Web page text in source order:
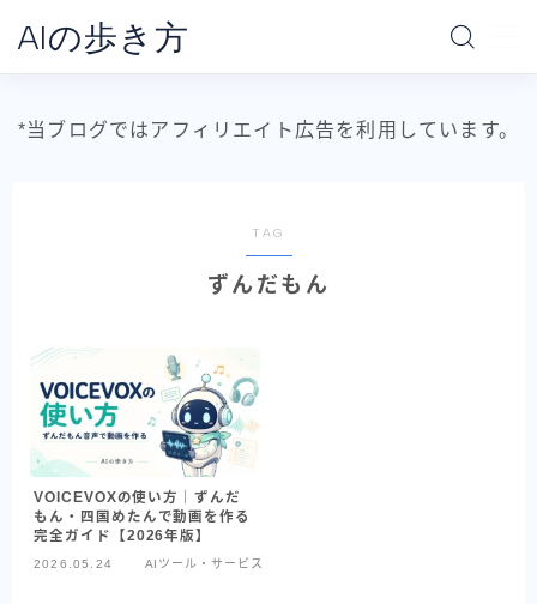
AIの歩き方
AI別で探す
ChatGPT
Claude
Gemini
Claude Code
Codex
*当ブログではアフィリエイト広告を利用しています。
TAG
ずんだもん
VOICEVOXの使い方｜ずんだ
もん・四国めたんで動画を作る
完全ガイド【2026年版】
2026.05.24 AIツール・サービス